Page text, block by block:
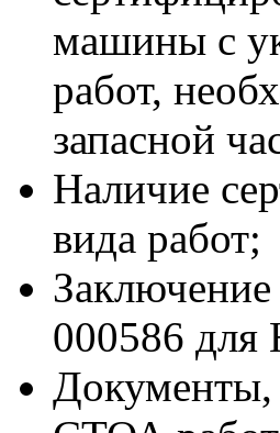
машины с
работ,
запасной
Наличие
вида работ;
000586 для